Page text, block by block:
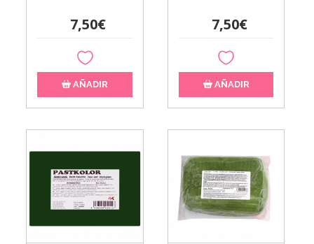
7,50€
AÑADIR
7,50€
AÑADIR